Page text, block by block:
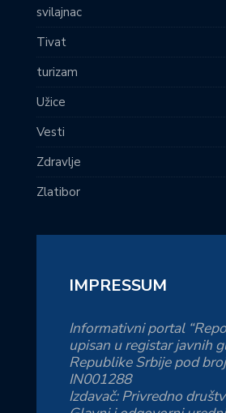
svilajnac
Tivat
turizam
Užice
Vesti
Zdravlje
Zlatibor
IMPRESSUM
Informativni portal
upisan u registar javnih
Republike Srbije pod
IN001288
Izdavač: Privredno